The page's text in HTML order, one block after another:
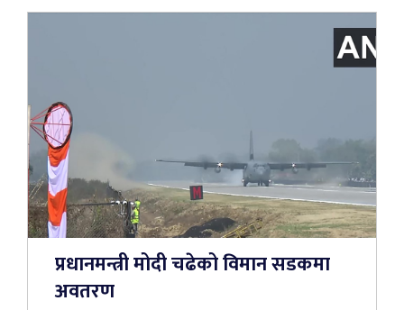
प्रधानमन्त्री मोदी चढेको विमान सडकमा
अवतरण